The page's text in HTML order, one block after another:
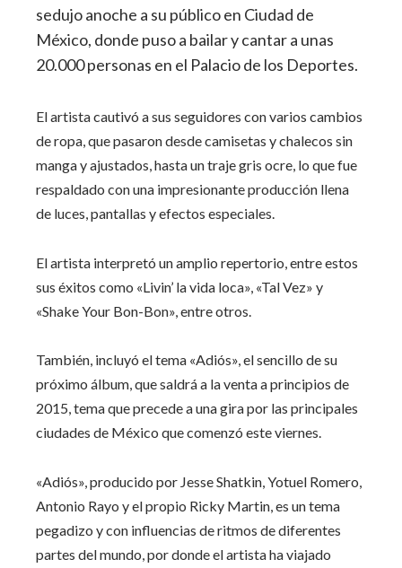
sedujo anoche a su público en Ciudad de
México, donde puso a bailar y cantar a unas
20.000 personas en el Palacio de los Deportes.
El artista cautivó a sus seguidores con varios cambios
de ropa, que pasaron desde camisetas y chalecos sin
manga y ajustados, hasta un traje gris ocre, lo que fue
respaldado con una impresionante producción llena
de luces, pantallas y efectos especiales.
El artista interpretó un amplio repertorio, entre estos
sus éxitos como «Livin’ la vida loca», «Tal Vez» y
«Shake Your Bon-Bon», entre otros.
También, incluyó el tema «Adiós», el sencillo de su
próximo álbum, que saldrá a la venta a principios de
2015, tema que precede a una gira por las principales
ciudades de México que comenzó este viernes.
«Adiós», producido por Jesse Shatkin, Yotuel Romero,
Antonio Rayo y el propio Ricky Martin, es un tema
pegadizo y con influencias de ritmos de diferentes
partes del mundo, por donde el artista ha viajado